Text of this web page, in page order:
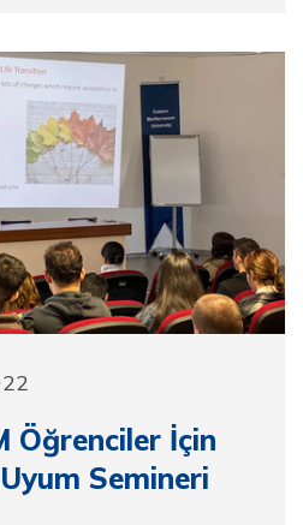
Öğrenciler İçin
Semineri